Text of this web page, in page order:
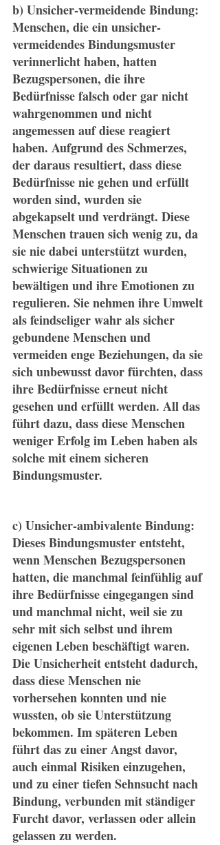
b) Unsicher-vermeidende Bindung:
Menschen, die ein unsicher-
vermeidendes Bindungsmuster
verinnerlicht haben, hatten
Bezugspersonen, die ihre
Bedürfnisse falsch oder gar nicht
wahrgenommen und nicht
angemessen auf diese reagiert
haben. Aufgrund des Schmerzes,
der daraus resultiert, dass diese
Bedürfnisse nie gehen und erfüllt
worden sind, wurden sie
abgekapselt und verdrängt. Diese
Menschen trauen sich wenig zu, da
sie nie dabei unterstützt wurden,
schwierige Situationen zu
bewältigen und ihre Emotionen zu
regulieren. Sie nehmen ihre Umwelt
als feindseliger wahr als sicher
gebundene Menschen und
vermeiden enge Beziehungen, da sie
sich unbewusst davor fürchten, dass
ihre Bedürfnisse erneut nicht
gesehen und erfüllt werden. All das
führt dazu, dass diese Menschen
weniger Erfolg im Leben haben als
solche mit einem sicheren
Bindungsmuster.
c) Unsicher-ambivalente Bindung:
Dieses Bindungsmuster entsteht,
wenn Menschen Bezugspersonen
hatten, die manchmal feinfühlig auf
ihre Bedürfnisse eingegangen sind
und manchmal nicht, weil sie zu
sehr mit sich selbst und ihrem
eigenen Leben beschäftigt waren.
Die Unsicherheit entsteht dadurch,
dass diese Menschen nie
vorhersehen konnten und nie
wussten, ob sie Unterstützung
bekommen. Im späteren Leben
führt das zu einer Angst davor,
auch einmal Risiken einzugehen,
und zu einer tiefen Sehnsucht nach
Bindung, verbunden mit ständiger
Furcht davor, verlassen oder allein
gelassen zu werden.